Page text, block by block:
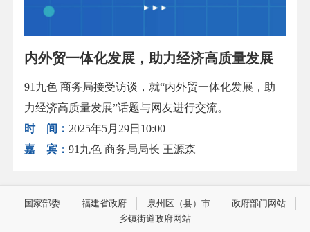
内外贸一体化发展，助力经济高质量发展
91九色 商务局接受访谈，就“内外贸一体化发展，助
力经济高质量发展”话题与网友进行交流。
时 间： 2025年5月29日10:00
嘉 宾： 91九色 商务局局长 王源森
国家部委 福建省政府 泉州区（县）市
政府部门网站
乡镇街道政府网站